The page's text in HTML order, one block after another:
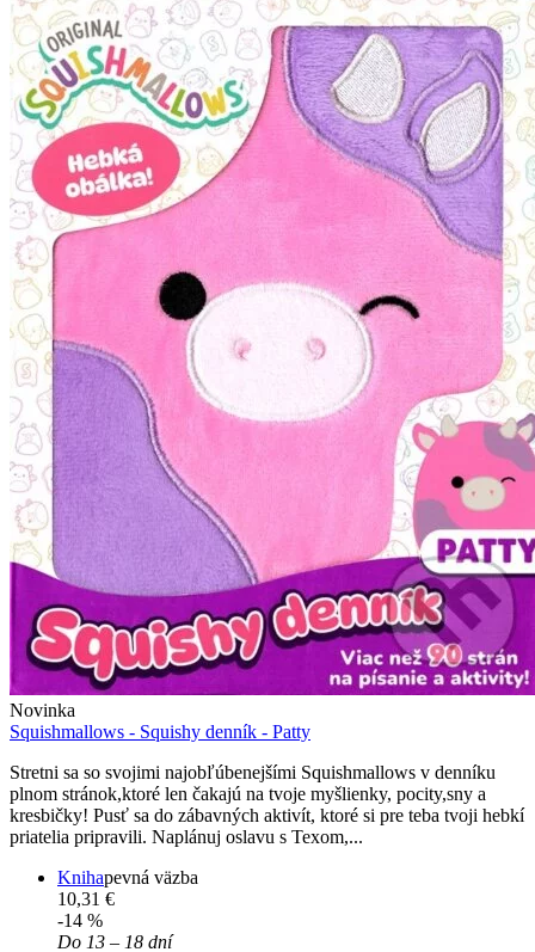
Novinka
Squishmallows - Squishy denník - Patty
Stretni sa so svojimi najobľúbenejšími Squishmallows v denníku
plnom stránok,ktoré len čakajú na tvoje myšlienky, pocity,sny a
kresbičky! Pusť sa do zábavných aktivít, ktoré si pre teba tvoji hebkí
priatelia pripravili. Naplánuj oslavu s Texom,...
Knihapevná väzba
10,31 €
-14 %
Do 13 – 18 dní